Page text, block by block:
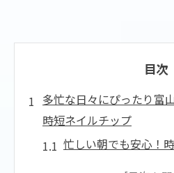
目次
多忙な日々にぴったり富
時短ネイルチップ
忙しい朝でも安心！